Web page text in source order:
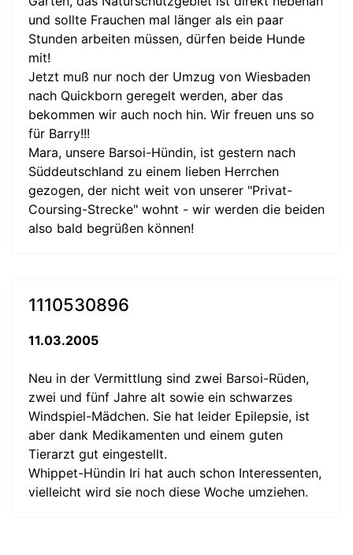
und sollte Frauchen mal länger als ein paar
Stunden arbeiten müssen, dürfen beide Hunde
mit!
Jetzt muß nur noch der Umzug von Wiesbaden
nach Quickborn geregelt werden, aber das
bekommen wir auch noch hin. Wir freuen uns so
für Barry!!!
Mara, unsere Barsoi-Hündin, ist gestern nach
Süddeutschland zu einem lieben Herrchen
gezogen, der nicht weit von unserer "Privat-
Coursing-Strecke" wohnt - wir werden die beiden
also bald begrüßen können!
1110530896
11.03.2005
Neu in der Vermittlung sind zwei Barsoi-Rüden,
zwei und fünf Jahre alt sowie ein schwarzes
Windspiel-Mädchen. Sie hat leider Epilepsie, ist
aber dank Medikamenten und einem guten
Tierarzt gut eingestellt.
Whippet-Hündin Iri hat auch schon Interessenten,
vielleicht wird sie noch diese Woche umziehen.